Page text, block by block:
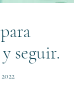
seguir.